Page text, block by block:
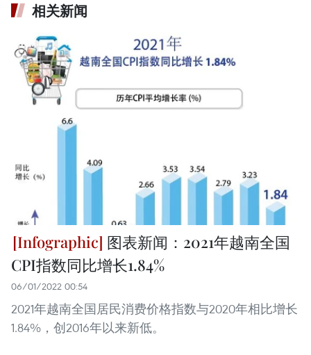
相关新闻
图表新闻：2021年越南全国
CPI指数同比增长1.84%
06/01/2022 00:54
2021年越南全国居民消费价格指数与2020年相比增长
1.84%，创2016年以来新低。